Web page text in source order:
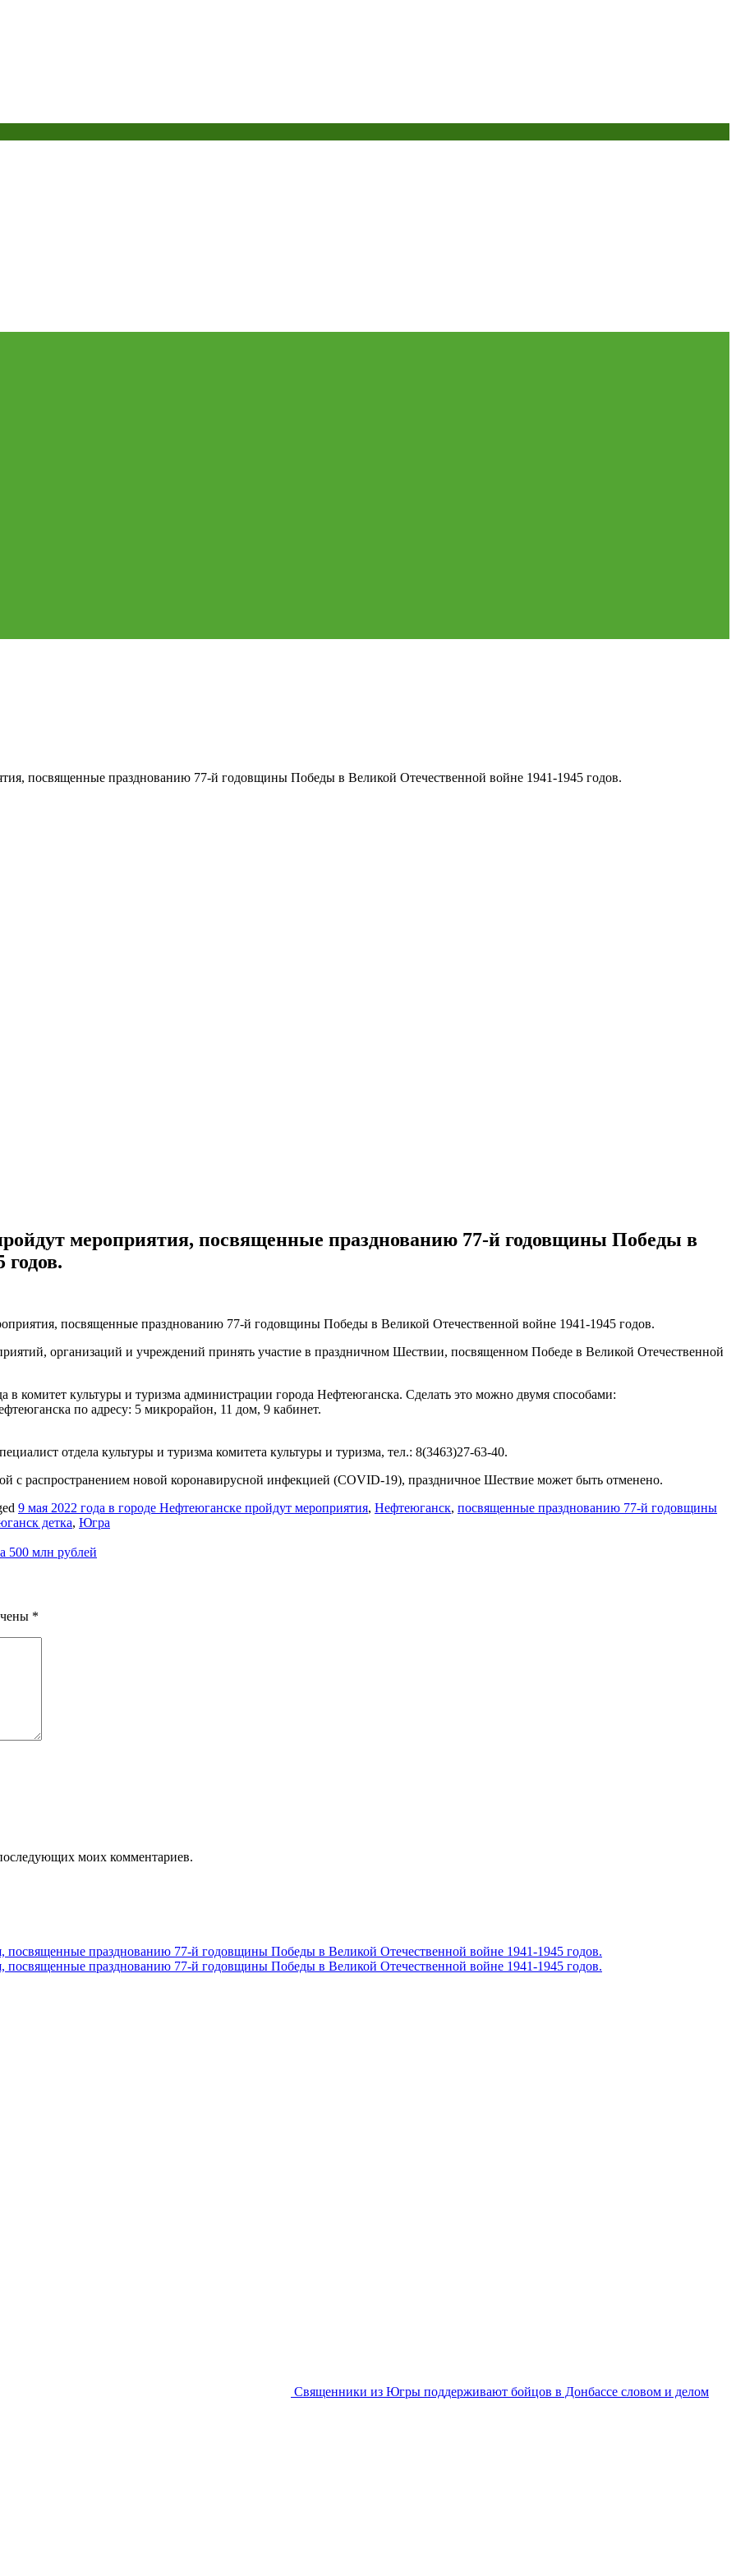
посвященные празднованию 77-й годовщины Победы в Великой Отечественной войне 1941-1945 годов.
мероприятия, посвященные празднованию 77-й годовщины Победы в
годов.
посвященные празднованию 77-й годовщины Победы в Великой Отечественной войне 1941-1945 годов.
организаций и учреждений принять участие в праздничном Шествии, посвященном Победе в Великой Отечественной
в комитет культуры и туризма администрации города Нефтеюганска. Сделать это можно двумя способами:
по адресу: 5 микрорайон, 11 дом, 9 кабинет.
отдела культуры и туризма комитета культуры и туризма, тел.: 8(3463)27-63-40.
с распространением новой коронавирусной инфекцией (COVID-19), праздничное Шествие может быть отменено.
9 мая 2022 года в городе Нефтеюганске пройдут мероприятия, Нефтеюганск, посвященные празднованию 77-й годовщины
детка, Югра
500 млн рублей
*
моих комментариев.
Священники из Югры поддерживают бойцов в Донбассе словом и делом